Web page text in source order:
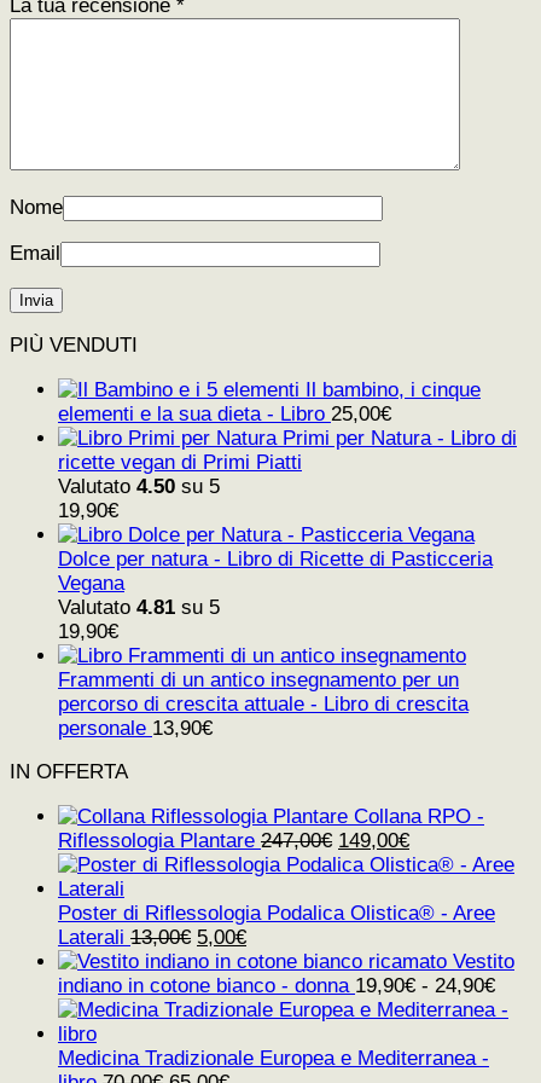
La tua recensione *
Nome
Email
PIÙ VENDUTI
Il bambino, i cinque
elementi e la sua dieta - Libro 25,00€
Primi per Natura - Libro di
ricette vegan di Primi Piatti
Valutato 4.50 su 5
19,90€
Dolce per natura - Libro di Ricette di Pasticceria
Vegana
Valutato 4.81 su 5
19,90€
Frammenti di un antico insegnamento per un
percorso di crescita attuale - Libro di crescita
personale 13,90€
IN OFFERTA
Collana RPO -
Riflessologia Plantare 247,00€ Il
prezzo
era:
149,00€Il
prezzo
è:
Poster di Riflessologia Podalica Olistica® - Aree
Laterali 13,00€ Il
prezzo
originale
era:
5,00€Il
prezzo
attuale
è:
Vestito
indiano in cotone bianco - donna 19,90€ - 24,90€
Medicina Tradizionale Europea e Mediterranea -